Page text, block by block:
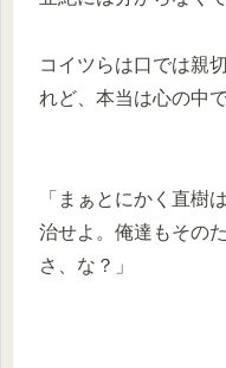
コイツらは口では親
れど、本当は心の中
「まぁとにかく直樹
治せよ。俺達もその
さ、な？」